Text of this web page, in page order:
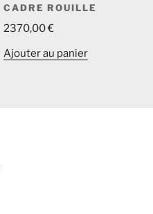
CADRE ROUILLE
2370,00€
Ajouter au panier